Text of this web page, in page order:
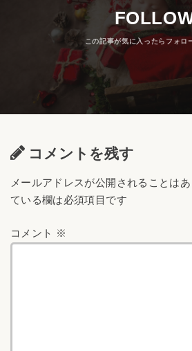
コメントを残す
メールアドレスが公開されることはあ
ている欄は必須項目です
コメント ※